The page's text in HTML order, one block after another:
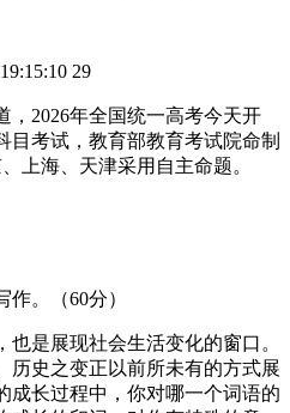
29
，2026年全国统一高考今天开
目考试，教育部教育考试院命制
上海、天津采用自主命题。
。（60分）
是展现社会生活变化的窗口。
历史之变正以前所未有的方式展
成长过程中，你对哪一个词语的